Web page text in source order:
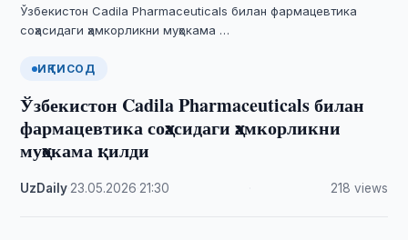
Ўзбекистон Cadila Pharmaceuticals билан фармацевтика
соҳасидаги ҳамкорликни муҳокама …
ИҚТИСОД
Ўзбекистон Cadila Pharmaceuticals билан
фармацевтика соҳасидаги ҳамкорликни
муҳокама қилди
UzDaily 23.05.2026 21:30 218 views